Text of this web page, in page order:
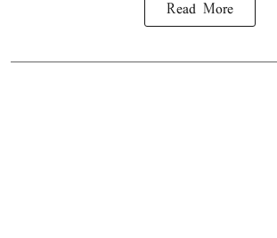
Read More